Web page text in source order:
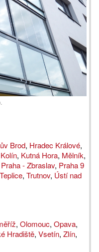
Brod, Hradec Králové,
Kolín, Kutná Hora, Mělník,
Praha - Zbraslav, Praha 9
Teplice, Trutnov, Ústí nad
, Olomouc, Opava,
Hradiště, Vsetín, Zlín,